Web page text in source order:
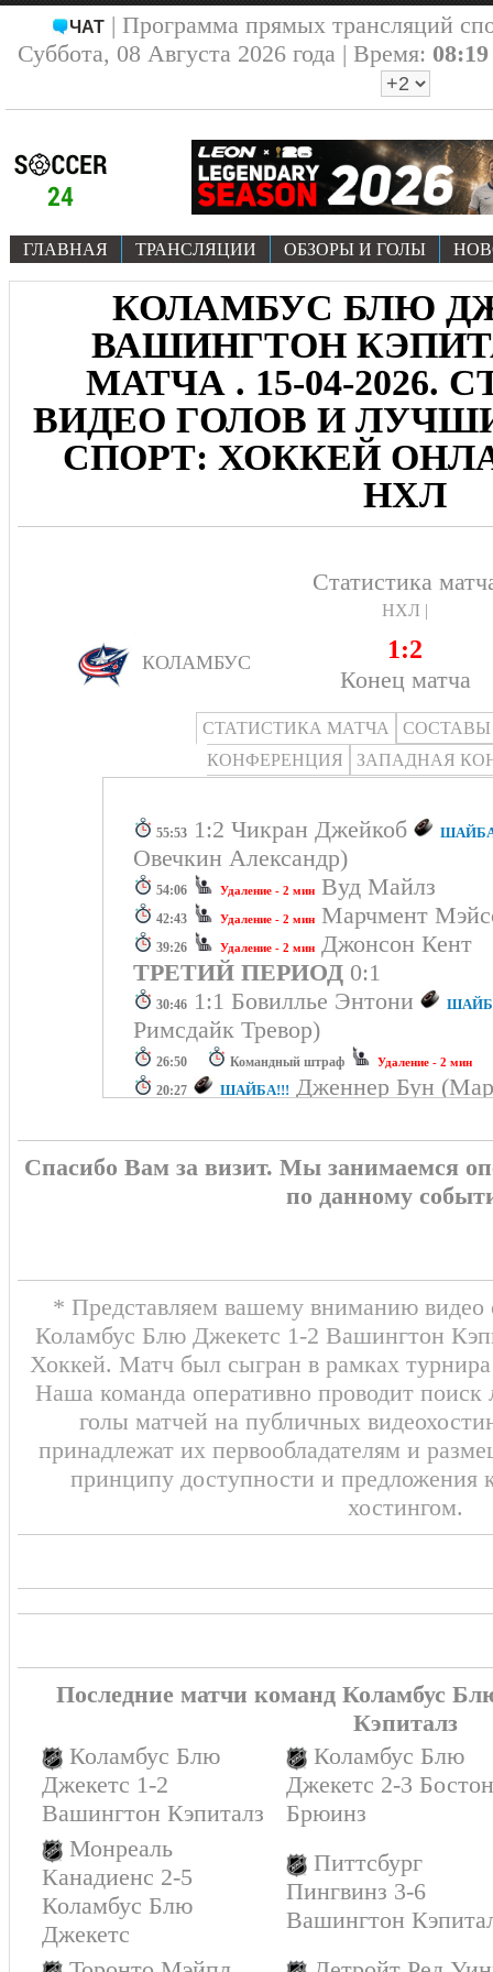
ЧАТ| Программа прямых трансляций
Суббота, 08 Августа 2026 года | Время: 08:19
ГЛАВНАЯ ТРАНСЛЯЦИИ ОБЗОРЫ И ГОЛЫ
КОЛАМБУС БЛЮ
ВАШИНГТОН
МАТЧА . 15-04-2026.
ВИДЕО ГОЛОВ И
СПОРТ: ХОККЕЙ
НХЛ
Статистика
НХЛ |
КОЛАМБУС 1:2
Конец матча
СТАТИСТИКА МАТЧА
СОСТАВЫ
КОНФЕРЕНЦИЯ
ЗАПАДНАЯ
55:53 1:2 Чикран Джейкоб
Овечкин Александр)
54:06 Удаление - 2 мин Вуд Майлз
42:43 Удаление - 2 мин Марчмент
39:26 Удаление - 2 мин Джонсон Кент
ТРЕТИЙ ПЕРИОД 0:1
30:46 1:1 Бовиллье Энтони
Римсдайк Тревор)
26:50 Командный штраф Удаление - 2 мин
20:27 ШАЙБА!!! Дженнер Бун
ПЕРВЫЙ ПЕРИОД0:0
ВТОРОЙ ПЕРИОД1:1
Спасибо Вам за визит. Мы занимаемся
по данному
* Представляем вашему вниманию видео
Коламбус Блю Джекетс 1-2 Вашингтон
Хоккей. Матч был сыгран в рамках
Наша команда оперативно проводит
голы матчей на публичных
принадлежат их первообладателям и
принципу доступности и предложения
хостингом.
Последние матчи команд Коламбус
Кэпиталз
Коламбус Блю
Джекетс 1-2
Вашингтон Кэпиталз
Коламбус Блю
Джекетс 2-3 Бостон
Брюинз
Монреаль
Канадиенс 2-5
Коламбус Блю
Джекетс
Питтсбург
Пингвинз 3-6
Вашингтон